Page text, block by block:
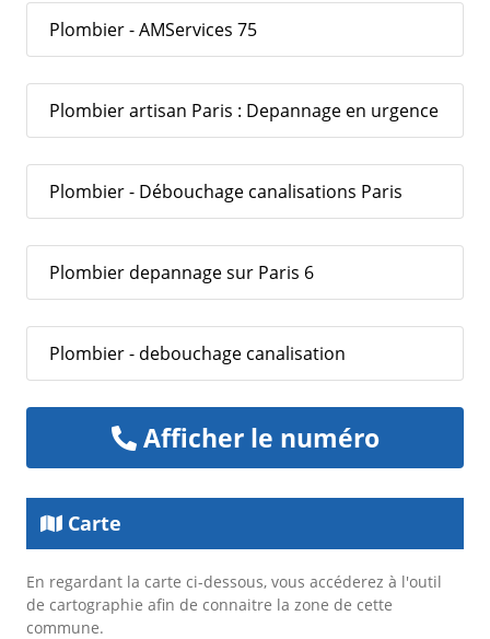
Plombier - AMServices 75
Plombier artisan Paris : Depannage en urgence
Plombier - Débouchage canalisations Paris
Plombier depannage sur Paris 6
Plombier - debouchage canalisation
Afficher le numéro
Carte
En regardant la carte ci-dessous, vous accéderez à l'outil
de cartographie afin de connaitre la zone de cette
commune.